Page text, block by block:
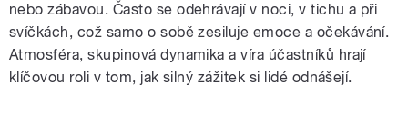
nebo zábavou. Často se odehrávají v noci, v tichu a při
svíčkách, což samo o sobě zesiluje emoce a očekávání.
Atmosféra, skupinová dynamika a víra účastníků hrají
klíčovou roli v tom, jak silný zážitek si lidé odnášejí.